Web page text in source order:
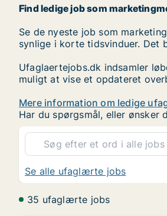
Find ledige job som
Se de nyeste job som
synlige i korte tidsvinduer. Det
Ufaglaertejobs.dk indsamler
muligt at vise et opdateret
Mere information om ledige
Har du spørgsmål, eller
Se alle ufaglærte jobs
35 ufaglærte jobs